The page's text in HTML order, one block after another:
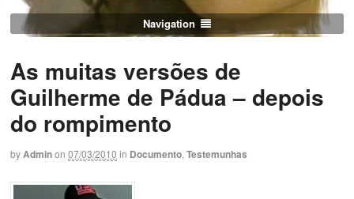
Navigation
As muitas versões de
Guilherme de Pádua – depois
do rompimento
byAdminon 07/03/2010 in Documento, Testemunhas